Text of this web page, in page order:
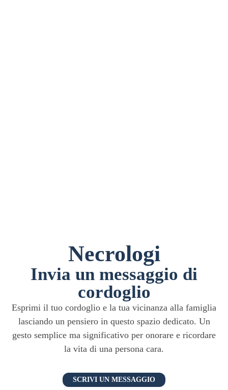
Necrologi
Invia un messaggio di
cordoglio
Esprimi il tuo cordoglio e la tua vicinanza alla famiglia
lasciando un pensiero in questo spazio dedicato. Un
gesto semplice ma significativo per onorare e ricordare
la vita di una persona cara.
SCRIVI UN MESSAGGIO